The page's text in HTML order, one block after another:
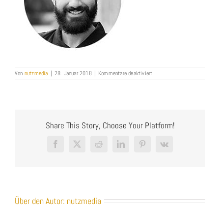
Von nutzmedia | 28. Januar 2018 | Kommentare deaktiviertfür
Denis_Fotostudio
Share This Story, Choose Your Platform!
Facebook
X RedditLinkedInPinterest
Vk
Über den Autor: nutzmedia